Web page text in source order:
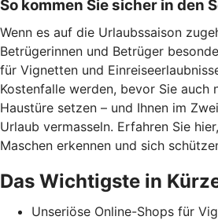
So kommen Sie sicher in den
Wenn es auf die Urlaubssaison
Betrügerinnen und Betrüger
für Vignetten und
Kostenfalle werden, bevor Sie auch
Haustüre setzen – und Ihnen im
Urlaub vermasseln. Erfahren Sie
Maschen erkennen und sich
Das Wichtigste in
Unseriöse Online-Shops für